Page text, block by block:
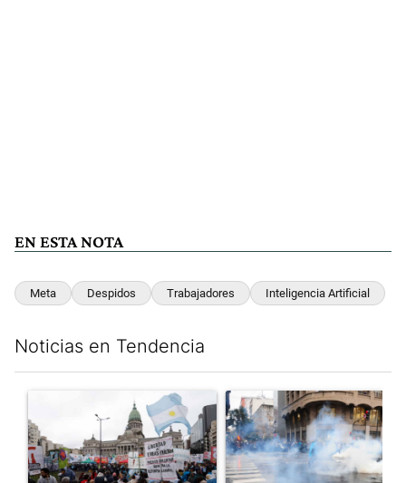
EN ESTA NOTA
Meta Despidos Trabajadores Inteligencia Artificial
Noticias en Tendencia
Un artículo de tendencia con el título "Congreso vallado y
Un artículo de tendencia con